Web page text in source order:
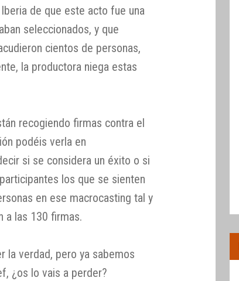
de que este acto fue una
seleccionados, y que
cientos de personas,
la productora niega estas
recogiendo firmas contra el
podéis verla en
si se considera un éxito o si
los que se sienten
en ese macrocasting tal y
a las 130 firmas.
la verdad, pero ya sabemos
¿os lo vais a perder?